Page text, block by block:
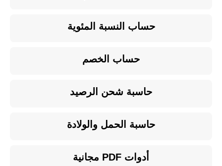
حساب النسبة المئوية
حساب الخصم
حاسبة شحن الرصيد
حاسبة الحمل والولادة
أدوات PDF مجانية